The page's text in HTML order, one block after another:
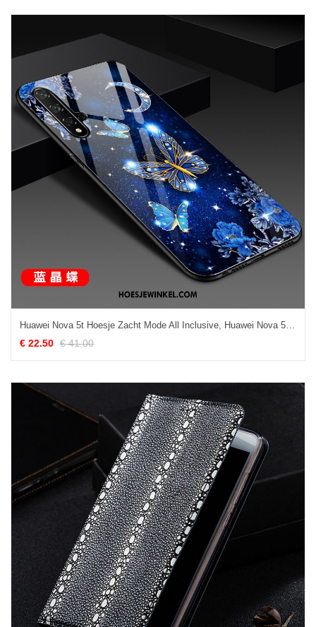
Huawei Nova 5t Hoesje Zacht Mode All Inclusive, Huawei Nova 5t Hoesje Bescherming Glas
€ 22.50 € 41.00